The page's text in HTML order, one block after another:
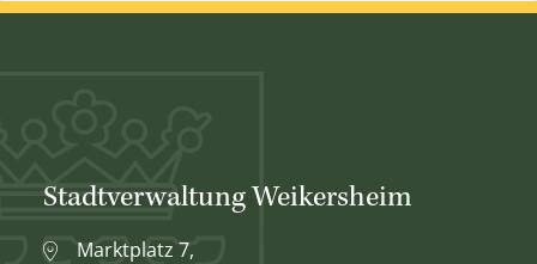
Stadtverwaltung Weikersheim
Marktplatz 7,